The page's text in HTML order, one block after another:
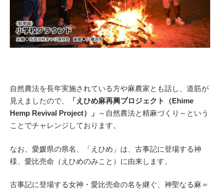
自然農法を長年実施されている方や麻農家とも話し、道筋が
見えましたので、
「えひめ麻再興プロジェクト（Ehime
Hemp Revival Project）」
～自然農法と精麻づくり～という
ことでチャレンジしております。
なお、愛媛県の県名、「えひめ」は、古事記に登場する神
様、愛比売命（えひめのみこと）に由来します。
古事記に登場する女神・愛比売命の名を継ぐ、神聖なる麻＝